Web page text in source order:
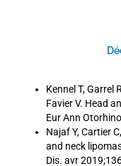
Kennel T, Garrel
Favier V. Head
Eur Ann
Najaf Y, Cartier
and neck
Dis. avr